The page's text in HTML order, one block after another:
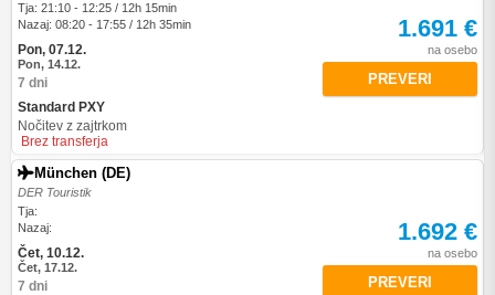
Tja: 21:10 - 12:25 / 12h 15min
Nazaj: 08:20 - 17:55 / 12h 35min
Pon, 07.12.
Pon, 14.12.
7 dni
Standard PXY
Nočitev z zajtrkom
Brez transferja
1.691 €
na osebo
PREVERI
München (DE)
DER Touristik
Tja:
Nazaj:
Čet, 10.12.
Čet, 17.12.
7 dni
1.692 €
na osebo
PREVERI